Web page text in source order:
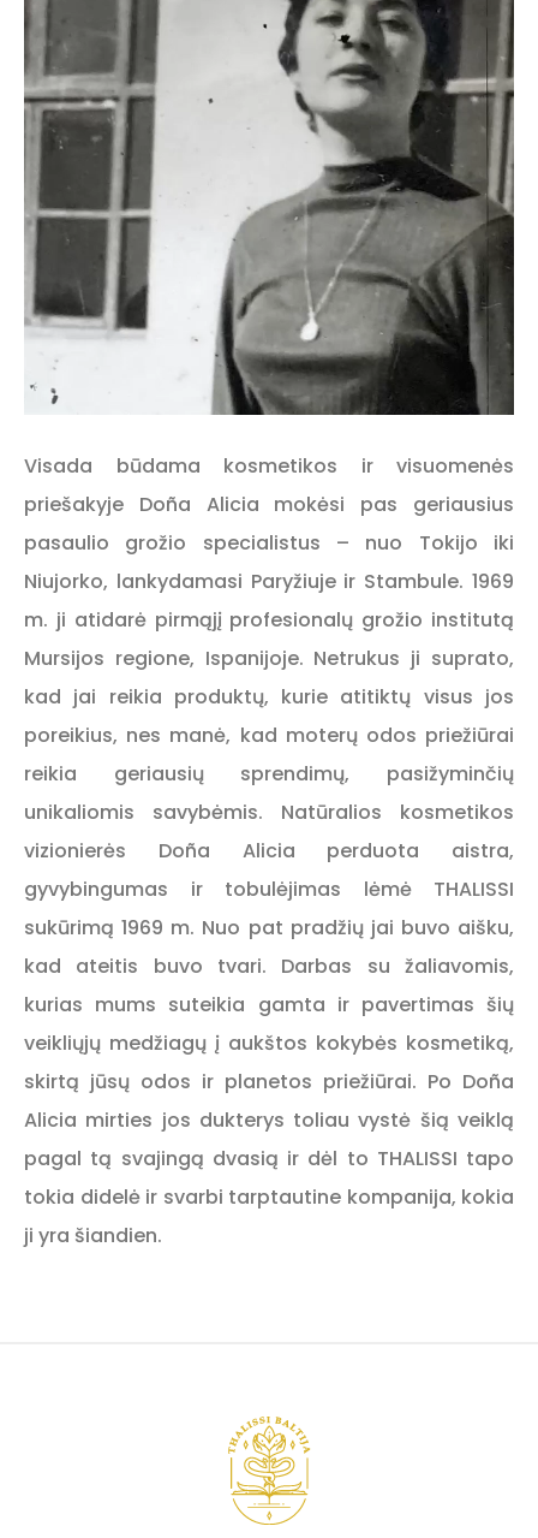
Visada būdama kosmetikos ir visuomenės
priešakyje Doña Alicia mokėsi pas geriausius
pasaulio grožio specialistus – nuo ​​Tokijo iki
Niujorko, lankydamasi Paryžiuje ir Stambule. 1969
m. ji atidarė pirmąjį profesionalų grožio institutą
Mursijos regione, Ispanijoje. Netrukus ji suprato,
kad jai reikia produktų, kurie atitiktų visus jos
poreikius, nes manė, kad moterų odos priežiūrai
reikia geriausių sprendimų, pasižyminčių
unikaliomis savybėmis. Natūralios kosmetikos
vizionierės Doña Alicia perduota aistra,
gyvybingumas ir tobulėjimas lėmė THALISSI
sukūrimą 1969 m. Nuo pat pradžių jai buvo aišku,
kad ateitis buvo tvari. Darbas su žaliavomis,
kurias mums suteikia gamta ir pavertimas šių
veikliųjų medžiagų į aukštos kokybės kosmetiką,
skirtą jūsų odos ir planetos priežiūrai. Po Doña
Alicia mirties jos dukterys toliau vystė šią veiklą
pagal tą svajingą dvasią ir dėl to THALISSI tapo
tokia didelė ir svarbi tarptautine kompanija, kokia
ji yra šiandien.